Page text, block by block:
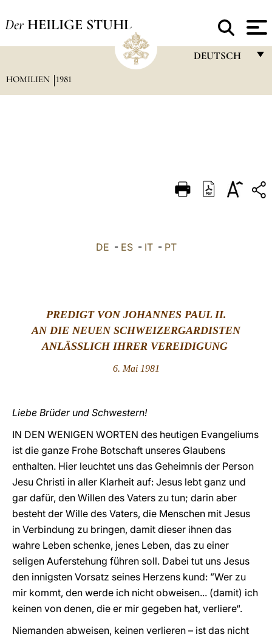
Der HEILIGE STUHL
DEUTSCH
DEUTSCH
HOMILIEN 1981
DE - ES- IT- PT
PREDIGT VON JOHANNES PAUL II.
AN DIE NEUEN SCHWEIZERGARDISTEN
ANLÄSSLICH IHRER VEREIDIGUNG
6. Mai 1981
Liebe Brüder und Schwestern!
IN DEN WENIGEN WORTEN des heutigen Evangeliums
ist die ganze Frohe Botschaft unseres Glaubens
enthalten. Hier leuchtet uns das Geheimnis der Person
Jesu Christi in aller Klarheit auf: Jesus lebt ganz und
gar dafür, den Willen des Vaters zu tun; darin aber
besteht der Wille des Vaters, die Menschen mit Jesus
in Verbindung zu bringen, damit dieser ihnen das
wahre Leben schenke, jenes Leben, das zu einer
seligen Auferstehung führen soll. Dabei tut uns Jesus
den innigsten Vorsatz seines Herzens kund: ”Wer zu
mir kommt, den werde ich nicht obweisen... (damit) ich
keinen von denen, die er mir gegeben hat, verliere“.
Niemanden abweisen, keinen verlieren – ist das nicht